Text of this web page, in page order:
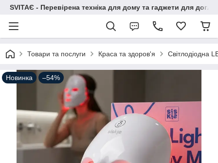
SVITAЄ - Перевірена техніка для дому та гаджети для
Товари та послуги Краса та здоров'я Світлодіодна
Новинка –54%